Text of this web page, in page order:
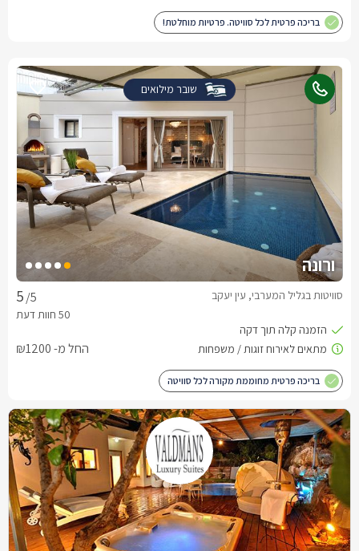
בריכה פרטית לכל סוויטה. פרטיות מוחלטת!
שובר מילואים
ורונה
/5 סוויטות בגליל המערבי, עין יעקב
החל מ- ₪1200
בריכה פרטית מחוממת מקורה לכל סוויטה